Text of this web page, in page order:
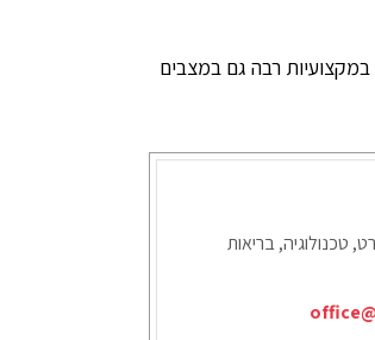
רבה גם במצבים
טכנולוגיה, בריאות